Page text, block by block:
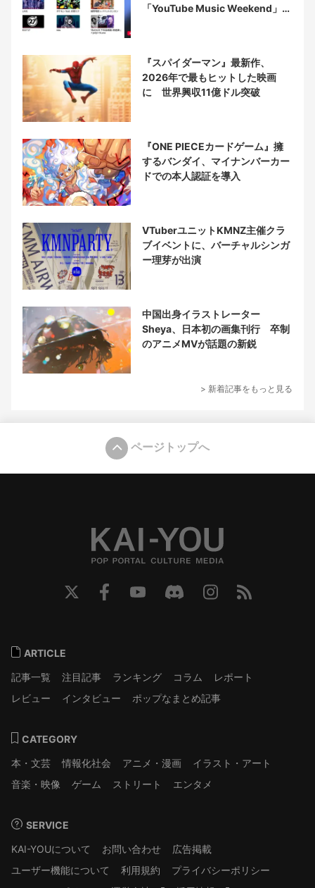
「YouTube Music Weekend」開
『スパイダーマン』最新作、
2026年で最もヒットした映画
に 世界興収11億ドル突破
『ONE PIECEカードゲーム』擁
するバンダイ、マイナンバーカー
ドでの本人認証を導入
VTuberユニットKMNZ主催クラ
ブイベントに、バーチャルシンガ
ー理芽が出演
中国出身イラストレーター
Sheya、日本初の画集刊行 卒制
のアニメMVが話題の新鋭
> 新着記事をもっと見る
ページトップへ
ARTICLE
記事一覧
注目記事 ランキング コラム
レポート
レビュー
インタビュー ポップなまとめ記事
CATEGORY
本・文芸
情報化社会 アニメ・漫画
イラスト・アート
音楽・映像
ゲーム ストリート エンタメ
SERVICE
KAI-YOUについて
お問い合わせ
広告掲載
ユーザー機能について
利用規約
プライバシーポリシー